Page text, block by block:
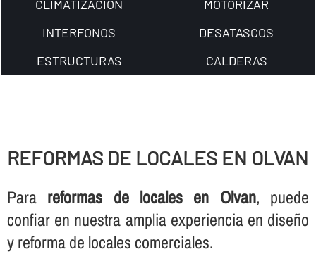
CLIMATIZACION
MOTORIZAR
INTERFONOS
DESATASCOS
ESTRUCTURAS
CALDERAS
REFORMAS DE LOCALES EN OLVAN
Para reformas de locales en Olvan, puede
confiar en nuestra amplia experiencia en diseño
y reforma de locales comerciales.